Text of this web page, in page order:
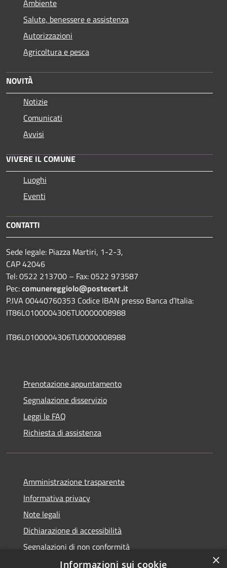
Ambiente
Salute, benessere e assistenza
Autorizzazioni
Agricoltura e pesca
NOVITÀ
Notizie
Comunicati
Avvisi
VIVERE IL COMUNE
Luoghi
Eventi
CONTATTI
Sede legale: Piazza Martiri, 1-2-3,
CAP 42046
Tel: 0522 213700 – Fax: 0522 973587
Pec:comunereggiolo@postecert.it
P.IVA 00440760353 Codice IBAN presso Banca d’Italia:
IT86L0100004306TU0000008988
IT86L0100004306TU0000008988
Prenotazione appuntamento
Segnalazione disservizio
Leggi le FAQ
Richiesta di assistenza
Amministrazione trasparente
Informativa privacy
Note legali
Dichiarazione di accessibilità
Segnalazioni di non conformità
×
Informazioni sui cookie